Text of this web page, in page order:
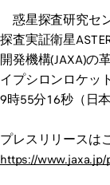
惑星探査研究セ
探査実証衛星
開発機構(JAXA)の
イプシロンロケッ
9時55分16秒（日
プレスリリースは
https://